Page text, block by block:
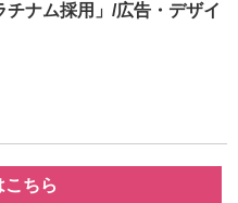
ナム採用」/広告・デザイ
こちら